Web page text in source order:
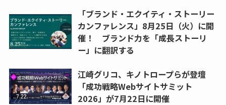
「ブランド・エクイティ・ストーリー
カンファレンス」8月25日（火）に開
催！ ブランド力を「成長ストーリ
ー」に翻訳する
江崎グリコ、キノトロープらが登壇
「成功戦略Webサイトサミット
2026」が7月22日に開催